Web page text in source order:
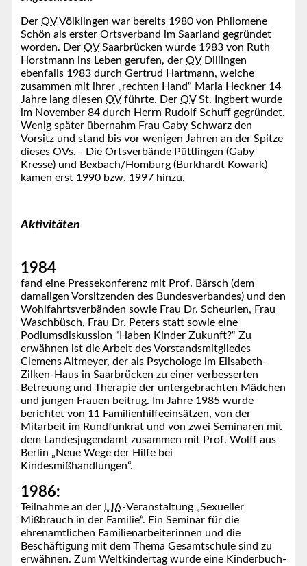
Der OVVölklingen war bereits 1980 von Philomene
Schön als erster Ortsverband im Saarland gegründet
worden. Der OVSaarbrücken wurde 1983 von Ruth
Horstmann ins Leben gerufen, der OVDillingen
ebenfalls 1983 durch Gertrud Hartmann, welche
zusammen mit ihrer „rechten Hand“ Maria Heckner 14
Jahre lang diesen OVführte. Der OVSt. Ingbert wurde
im November 84 durch Herrn Rudolf Schuff gegründet.
Wenig später übernahm Frau Gaby Schwarz den
Vorsitz und stand bis vor wenigen Jahren an der Spitze
dieses OVs. - Die Ortsverbände Püttlingen (Gaby
Kresse) und Bexbach/Homburg (Burkhardt Kowark)
kamen erst 1990 bzw. 1997 hinzu.
Aktivitäten
1984
fand eine Pressekonferenz mit Prof. Bärsch (dem
damaligen Vorsitzenden des Bundesverbandes) und den
Wohlfahrtsverbänden sowie Frau Dr. Scheurlen, Frau
Waschbüsch, Frau Dr. Peters statt sowie eine
Podiumsdiskussion “Haben Kinder Zukunft?“ Zu
erwähnen ist die Arbeit des Vorstandsmitgliedes
Clemens Altmeyer, der als Psychologe im Elisabeth-
Zilken-Haus in Saarbrücken zu einer verbesserten
Betreuung und Therapie der untergebrachten Mädchen
und jungen Frauen beitrug. Im Jahre 1985 wurde
berichtet von 11 Familienhilfeeinsätzen, von der
Mitarbeit im Rundfunkrat und von zwei Seminaren mit
dem Landesjugendamt zusammen mit Prof. Wolff aus
Berlin „Neue Wege der Hilfe bei
Kindesmißhandlungen“.
1986:
Teilnahme an der LJA-Veranstaltung „Sexueller
Mißbrauch in der Familie“. Ein Seminar für die
ehrenamtlichen Familienarbeiterinnen und die
Beschäftigung mit dem Thema Gesamtschule sind zu
erwähnen. Zum Weltkindertag wurde eine Kinderbuch-